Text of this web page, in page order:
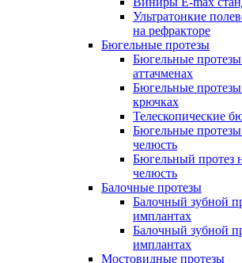
Ультратонкие
на рефракторе
Бюгельные протезы
Бюгельные
аттачменах
Бюгельные
крючках
Телескопические
Бюгельные
челюсть
Бюгельный
челюсть
Балочные протезы
Балочный зубной
имплантах
Балочный зубной
имплантах
Мостовидные протезы